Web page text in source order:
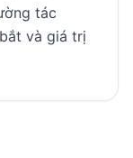
tác
và giá trị